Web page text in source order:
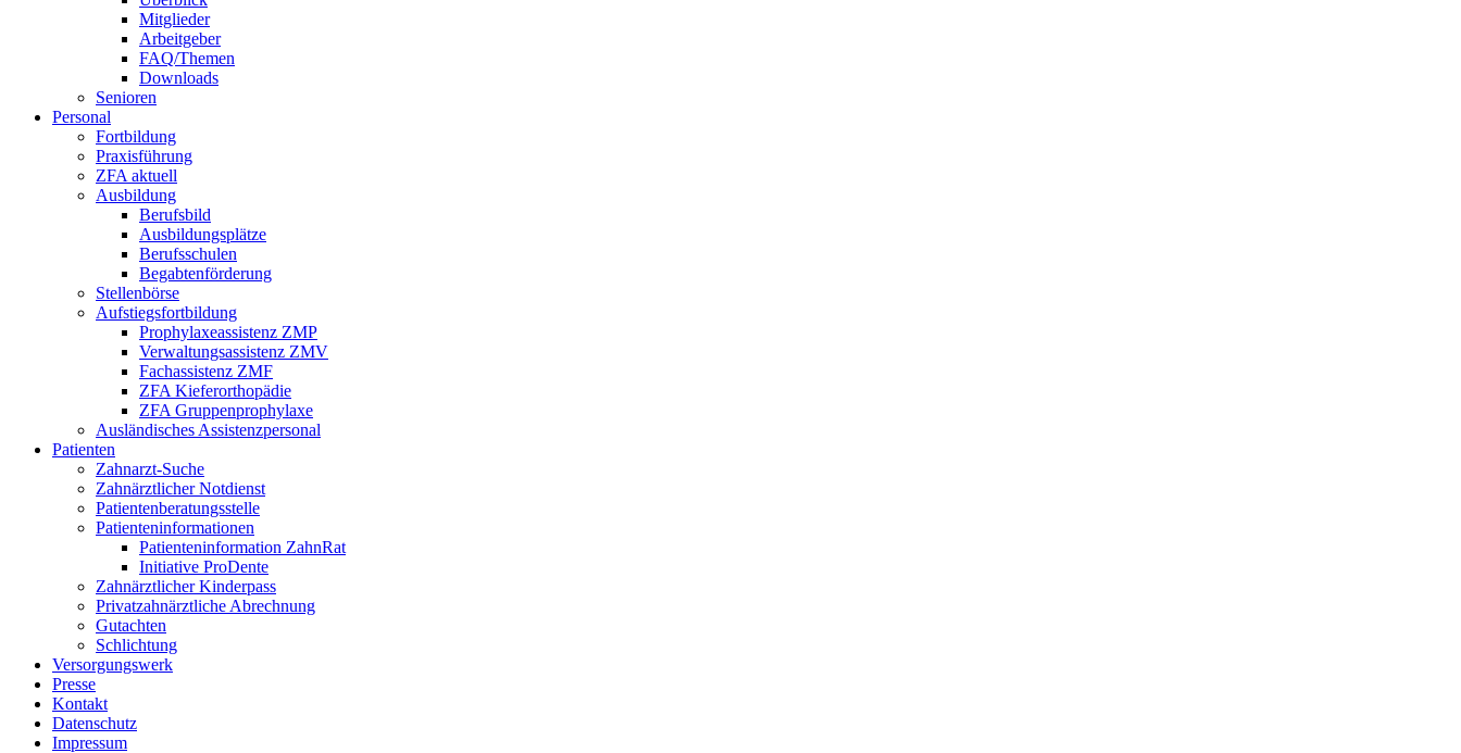
Mitglieder
Arbeitgeber
FAQ/Themen
Downloads
Senioren
Personal
Fortbildung
Praxisführung
ZFA aktuell
Ausbildung
Berufsbild
Ausbildungsplätze
Berufsschulen
Begabtenförderung
Stellenbörse
Aufstiegsfortbildung
Prophylaxeassistenz ZMP
Verwaltungsassistenz ZMV
Fachassistenz ZMF
ZFA Kieferorthopädie
ZFA Gruppenprophylaxe
Ausländisches Assistenzpersonal
Patienten
Zahnarzt-Suche
Zahnärztlicher Notdienst
Patientenberatungsstelle
Patienteninformationen
Patienteninformation ZahnRat
Initiative ProDente
Zahnärztlicher Kinderpass
Privatzahnärztliche Abrechnung
Gutachten
Schlichtung
Versorgungswerk
Presse
Kontakt
Datenschutz
Impressum